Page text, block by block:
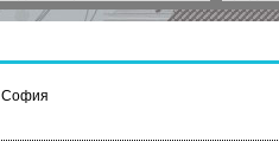
София